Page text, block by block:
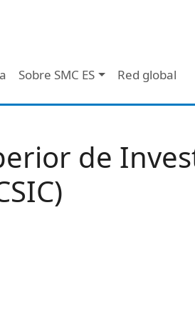
Sobre SMC ES Red global
de